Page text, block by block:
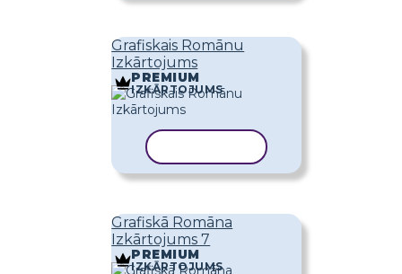
Grafiskais Romānu
Izkārtojums
PREMIUM
IZKĀRTOJUMS
Grafiskā Romāna
Izkārtojums 7
PREMIUM
IZKĀRTOJUMS